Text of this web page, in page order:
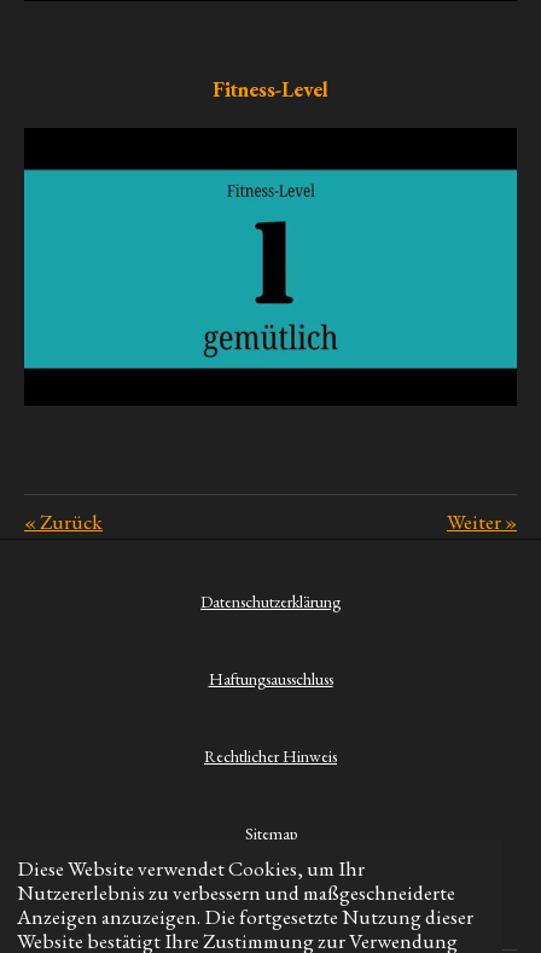
Diese Website verwendet Cookies, um Ihr
Nutzererlebnis zu verbessern und maßgeschneiderte
Anzeigen anzuzeigen. Die fortgesetzte Nutzung dieser
Website bestätigt Ihre Zustimmung zur Verwendung
Fitness-Level
«Zurück Weiter»
Datenschutzerklärung
Haftungsausschluss
Rechtlicher Hinweis
Sitemap
Kontakt